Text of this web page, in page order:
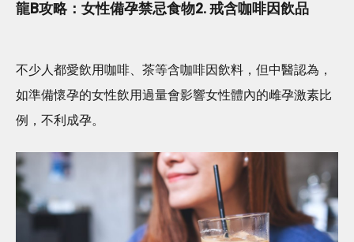
龍B攻略：女性備孕禁忌食物2. 戒含咖啡因飲品
不少人都愛飲用咖啡、茶等含咖啡因飲料，但中醫認為，
如準備懷孕的女性飲用過量會影響女性體內的雌孕激素比
例，不利成孕。